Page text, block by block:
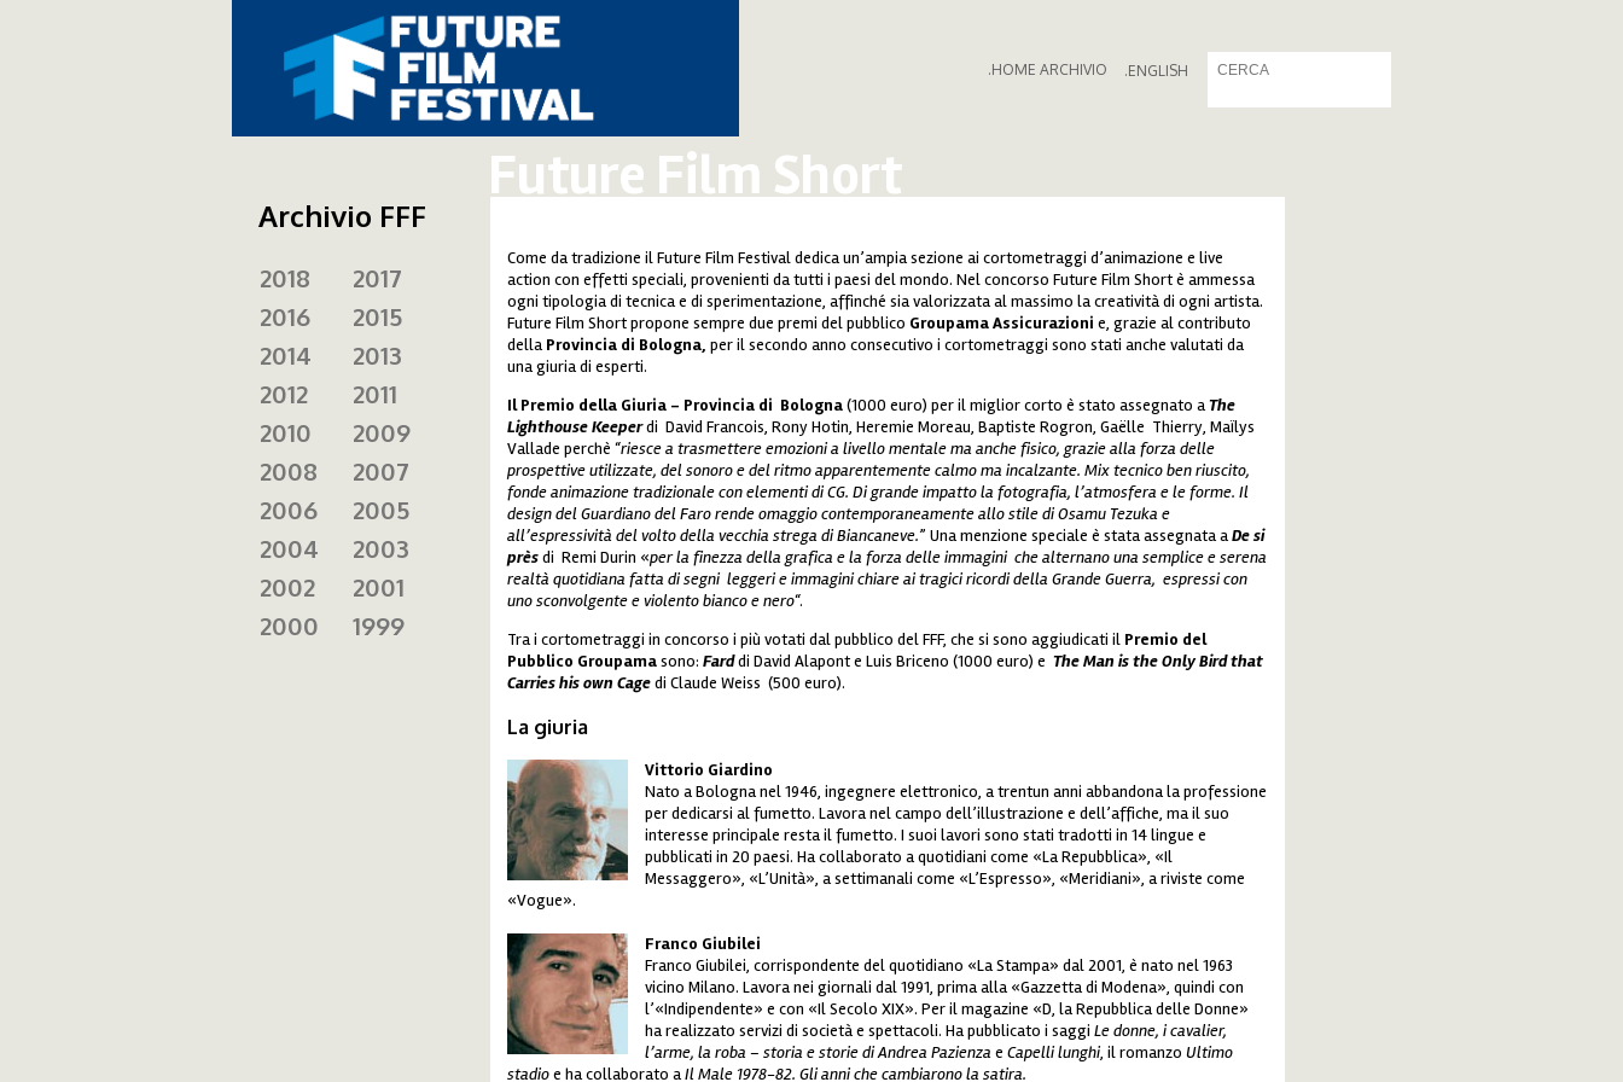
.ENGLISH
.HOME ARCHIVIO
Future Film Short
Come da tradizione il Future Film Festival dedica un’ampia sezione ai cortometraggi d’animazione e live
action con effetti speciali, provenienti da tutti i paesi del mondo. Nel concorso Future Film Short è ammessa
ogni tipologia di tecnica e di sperimentazione, affinché sia valorizzata al massimo la creatività di ogni artista.
Future Film Short propone sempre due premi del pubblico Groupama Assicurazioni e, grazie al contributo
della Provincia di Bologna, per il secondo anno consecutivo i cortometraggi sono stati anche valutati da
una giuria di esperti.
Il Premio della Giuria - Provincia di Bologna(1000 euro) per il miglior corto è stato assegnato aThe
Lighthouse Keeperdi David Francois, Rony Hotin, Heremie Moreau, Baptiste Rogron, Gaëlle Thierry, Maïlys
Vallade perchè “riesce a trasmettere emozioni a livello mentale ma anche fisico, grazie alla forza delle
prospettive utilizzate, del sonoro e del ritmo apparentemente calmo ma incalzante. Mix tecnico ben riuscito,
fonde animazione tradizionale con elementi di CG. Di grande impatto la fotografia, l’atmosfera e le forme. Il
design del Guardiano del Faro rende omaggio contemporaneamente allo stile di Osamu Tezuka e
all’espressività del volto della vecchia strega di Biancaneve.” Una menzione speciale è stata assegnata aDe si
prèsdi Remi Durin «per la finezza della grafica e la forza delle immagini che alternano una semplice e serena
realtà quotidiana fatta di segni leggeri e immagini chiare ai tragici ricordi della Grande Guerra, espressi con
uno sconvolgente e violento bianco e nero“.
Tra i cortometraggi in concorso i più votati dal pubblico del FFF, che si sono aggiudicati il Premio del
Pubblico Groupamasono: Farddi David Alapont e Luis Briceno (1000 euro) e The Man is the Only Bird that
Carries his own Cagedi Claude Weiss (500 euro).
La giuria
giardino_web.jpg
Vittorio Giardino
Nato a Bologna nel 1946, ingegnere elettronico, a trentun anni abbandona la professione
per dedicarsi al fumetto. Lavora nel campo dell’illustrazione e dell’affiche, ma il suo
interesse principale resta il fumetto. I suoi lavori sono stati tradotti in 14 lingue e
pubblicati in 20 paesi. Ha collaborato a quotidiani come «La Repubblica», «Il
Messaggero», «L’Unità», a settimanali come «L’Espresso», «Meridiani», a riviste come
«Vogue».
giubilei_web.jpg
Franco Giubilei
Franco Giubilei, corrispondente del quotidiano «La Stampa» dal 2001, è nato nel 1963
vicino Milano. Lavora nei giornali dal 1991, prima alla «Gazzetta di Modena», quindi con
l’«Indipendente» e con «Il Secolo XIX». Per il magazine «D, la Repubblica delle Donne»
ha realizzato servizi di società e spettacoli. Ha pubblicato i saggi Le donne, i cavalier,
l’arme, la roba – storia e storie di Andrea Pazienzae Capelli lunghi, il romanzo Ultimo
stadioe ha collaborato aIl Male 1978-82. Gli anni che cambiarono la satira.
Archivio FFF
2018
2017
2016
2015
2014
2013
2012
2011
2010
2009
2008
2007
2006
2005
2004
2003
2002
2001
2000
1999